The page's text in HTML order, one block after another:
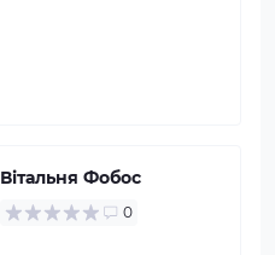
Вітальня Фобос
0